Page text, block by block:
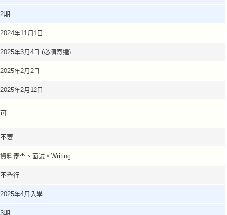
2期
2024年11月1日
2025年3月4日 (必須寄達)
2025年2月2日
2025年2月12日
可
不要
資料審查、面試。Writing
不舉行
2025年4月入學
3期